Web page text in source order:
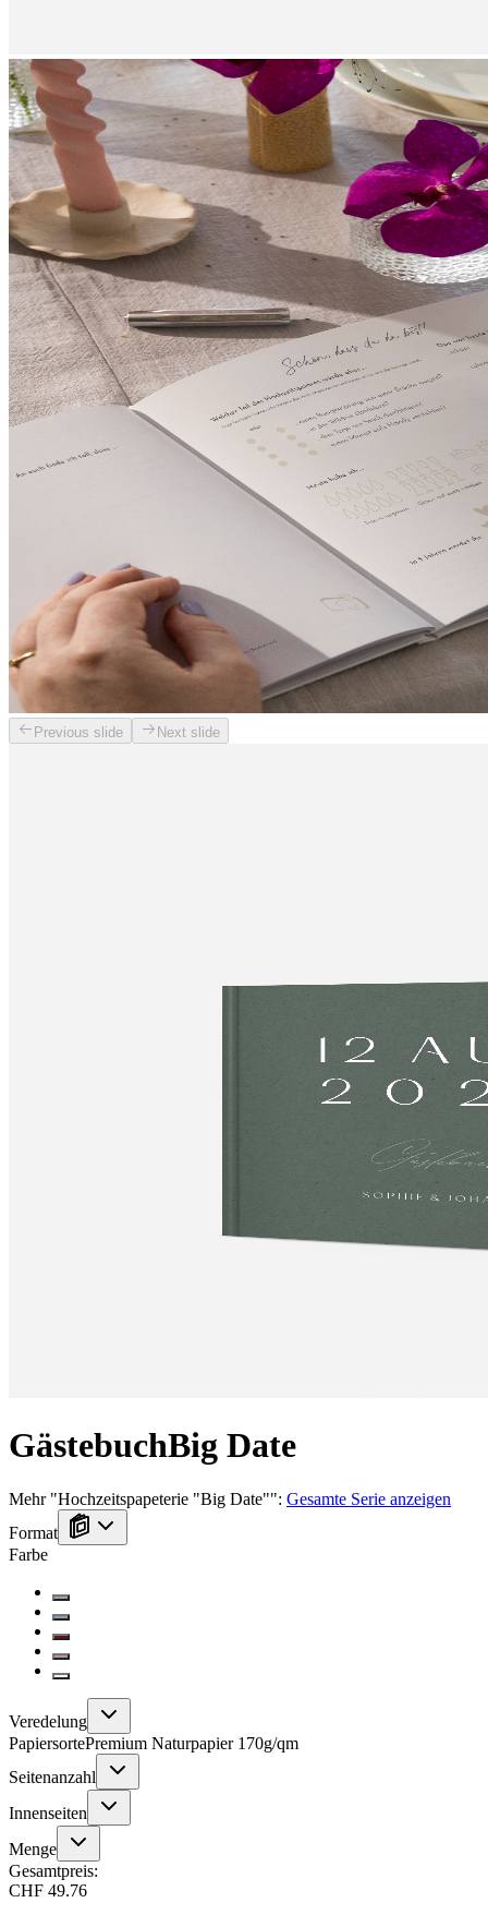
Previous slide Next slide
GästebuchBig Date
Mehr"Hochzeitspapeterie "Big Date"": Gesamte Serie anzeigen
Format
Farbe
Veredelung
PapiersortePremium Naturpapier 170g/qm
Seitenanzahl
Innenseiten
Menge
Gesamtpreis:
CHF 49.76